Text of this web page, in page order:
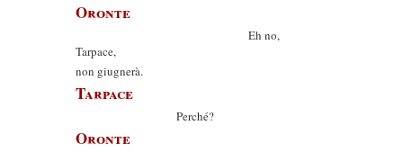
Oronte
Eh no,
Tarpace,
non giugnerà.
Tarpace
Perché?
Oronte